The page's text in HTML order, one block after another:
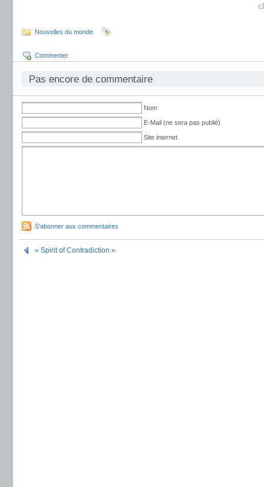
Nouvelles du monde
Commenter
Pas encore de commentaire
Nom
E-Mail (ne sera pas publié)
Site internet
S'abonner aux commentaires
« Spirit of Contradiction »